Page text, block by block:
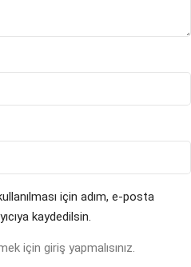
için adım, e-posta
kaydedilsin.
için giriş yapmalısınız.